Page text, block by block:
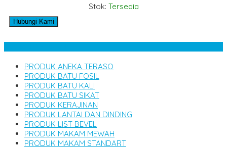
Stok: Tersedia
Hubungi Kami
PRODUK ANEKA TERASO
PRODUK BATU FOSIL
PRODUK BATU KALI
PRODUK BATU SIKAT
PRODUK KERAJINAN
PRODUK LANTAI DAN DINDING
PRODUK LIST BEVEL
PRODUK MAKAM MEWAH
PRODUK MAKAM STANDART